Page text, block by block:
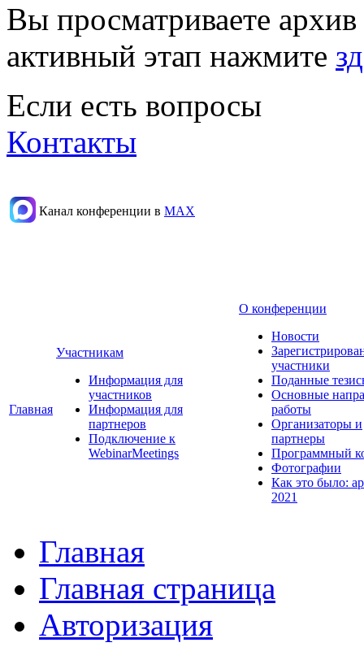
Вы просматриваете
активный этап нажмите
Если есть вопросы
Контакты
Канал конференции в МАХ
Главная
Участникам
Информация для
участников
Информация для
партнеров
Подключение к
WebinarMeetings
О конференции
Новости
участники
Поданные
Основные
работы
Организаторы и
партнеры
Программный
Фотографии
Как это было:
2021
Главная
Главная страница
Авторизация